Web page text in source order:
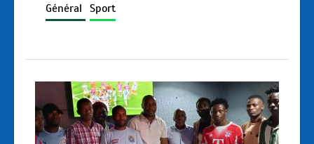
Général Sport